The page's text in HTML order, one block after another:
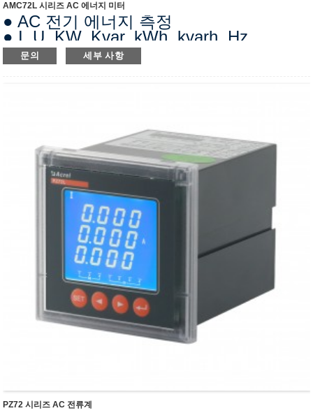
AMC72L 시리즈 AC 에너지 미터
● AC 전기 에너지 측정
● I, U, KW, Kvar, kWh, kvarh, Hz
● 2DI/2DO
● 정확도 등급 0.5
문의 세부 사항
PZ72 시리즈 AC 전류계